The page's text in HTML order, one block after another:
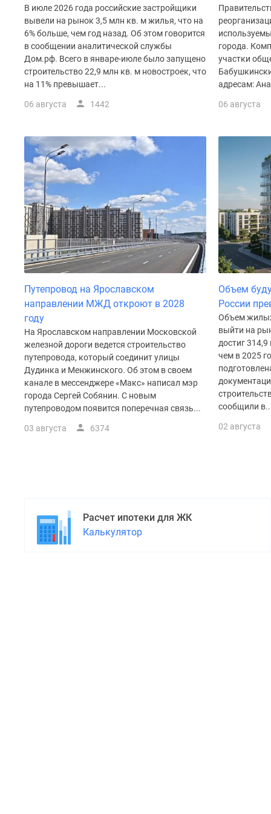
Рассрочка
Траншевая
ипотека
коттеджи
Коттеджные
поселки
Готовые
коттеджные
поселки
Строящиеся
коттеджные
поселки
Коттеджные
поселки
Коттеджные
поселки
водоема
Коттеджные
поселки
ипотеку
Бизнес-
центры
Коттеджи
Скидки
В июле 2026 года российские застройщики
вывели на рынок 3,5 млн кв. м жилья, что на
6% больше, чем год назад. Об этом говорится
в сообщении аналитической службы
Дом.рф. Всего в январе-июле было запущено
строительство 22,9 млн кв. м новостроек, что
на 11% превышает...
06 августа 1442
города.
участки
адресам:
06 августа
Путепровод на Ярославском
направлении МЖД откроют в 2028
году
На Ярославском направлении Московской
железной дороги ведется строительство
путепровода, который соединит улицы
Дудинка и Менжинского. Об этом в своем
канале в мессенджере «Макс» написал мэр
города Сергей Собянин. С новым
путепроводом появится поперечная связь...
03 августа 6374
Объем
России
Объем
выйти на
достиг
чем в 2025
сообщили
02 августа
Расчет ипотеки для ЖК
Калькулятор